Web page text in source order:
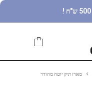
מארז תיק יוטה מהודר